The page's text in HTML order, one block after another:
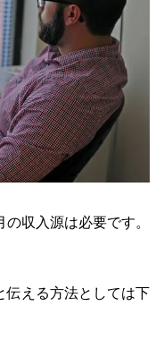
収入源は必要です。
伝える方法としては下